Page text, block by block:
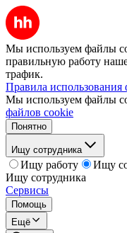
Мы используем файлы
правильную работу
трафик.
Правила использования
Мы используем файлы
файлов cookie
Понятно
Ищу сотрудника
Ищу работу
Ищу
Ищу сотрудника
Сервисы
Помощь
Ещё